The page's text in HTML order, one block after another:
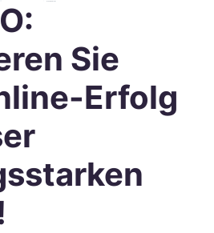
Sie
Erfolg